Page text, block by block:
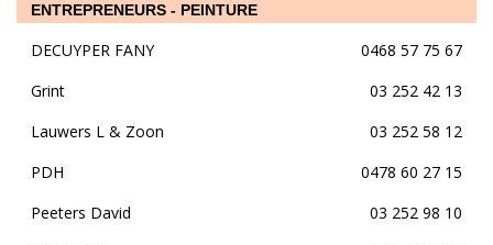
ENTREPRENEURS - PEINTURE
DECUYPER FANY
0468 57 75 67
Grint
03 252 42 13
Lauwers L & Zoon
03 252 58 12
PDH
0478 60 27 15
Peeters David
03 252 98 10